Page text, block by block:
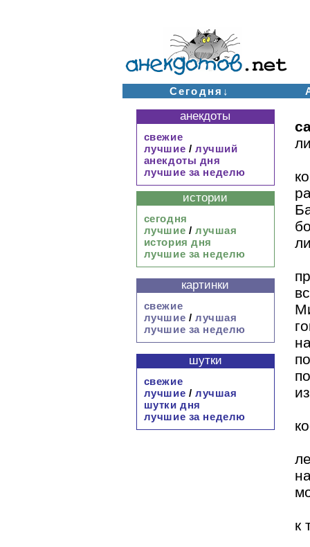
Сегодня↓
к
анекдоты
свежие
лучшие / лучший
анекдоты дня
лучшие за неделю
истории
сегодня
лучшие / лучшая
история дня
лучшие за неделю
картинки
свежие
лучшие / лучшая
лучшие за неделю
шутки
свежие
лучшие / лучшая
шутки дня
лучшие за неделю